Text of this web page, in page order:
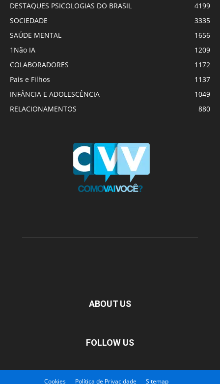
DESTAQUES PSICOLOGIAS DO BRASIL
4199
SOCIEDADE
3335
SAÚDE MENTAL
1656
1Não IA
1209
COLABORADORES
1172
Pais e Filhos
1137
INFÂNCIA E ADOLESCÊNCIA
1049
RELACIONAMENTOS
880
ABOUT US
FOLLOW US
Cookies Política de Privacidade Sitemap